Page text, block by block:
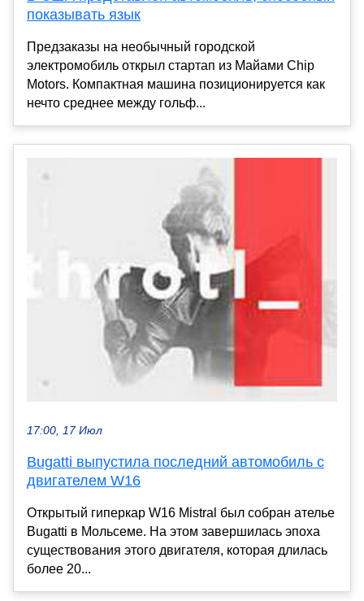
показывать язык
Предзаказы на необычный городской
электромобиль открыл стартап из Майами Chip
Motors. Компактная машина позиционируется как
нечто среднее между гольф...
17:00, 17 Июл
Bugatti выпустила последний автомобиль с
двигателем W16
Открытый гиперкар W16 Mistral был собран ателье
Bugatti в Мольсеме. На этом завершилась эпоха
существования этого двигателя, которая длилась
более 20...